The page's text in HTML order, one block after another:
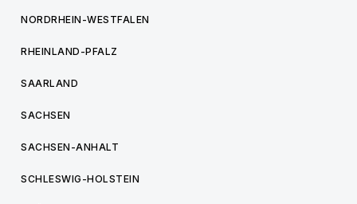
NORDRHEIN-WESTFALEN
RHEINLAND-PFALZ
SAARLAND
SACHSEN
SACHSEN-ANHALT
SCHLESWIG-HOLSTEIN